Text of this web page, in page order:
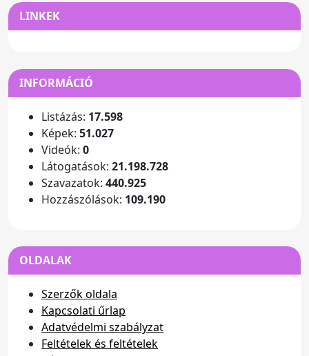
LINKEK
INFORMÁCIÓ
Listázás: 17.598
Képek: 51.027
Videók: 0
Látogatások: 21.198.728
Szavazatok: 440.925
Hozzászólások: 109.190
OLDALAK
Szerzők oldala
Kapcsolati űrlap
Adatvédelmi szabályzat
Feltételek és feltételek